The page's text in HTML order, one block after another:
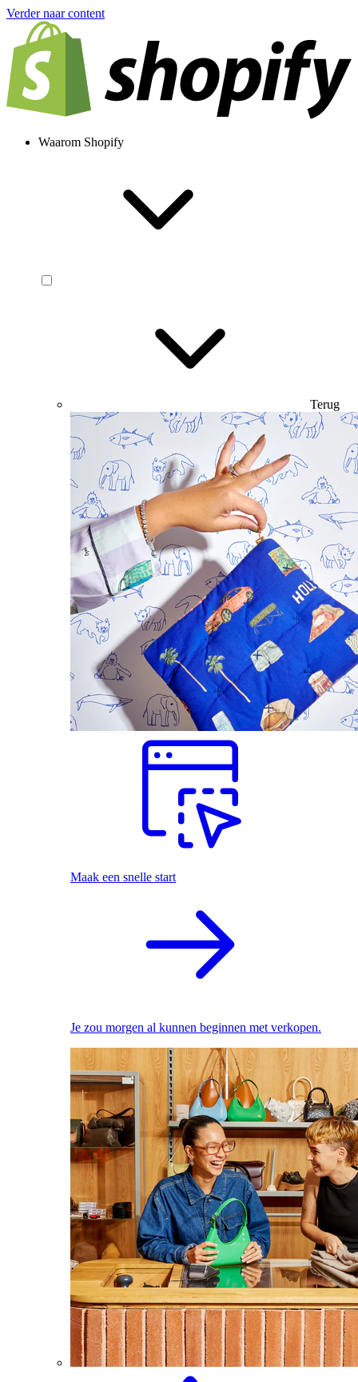
Verder naar content
Waarom Shopify
Terug
Maak een snelle start
Je zou morgen al kunnen beginnen met verkopen.